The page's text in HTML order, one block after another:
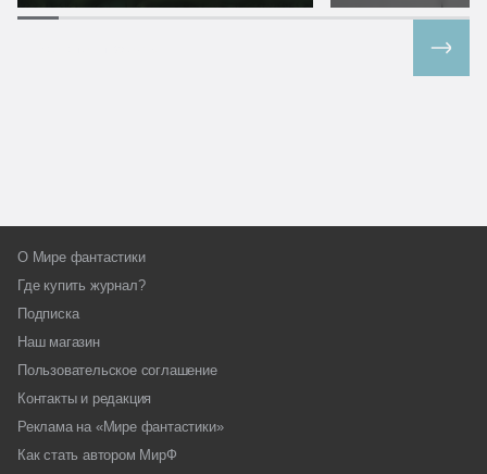
О Мире фантастики
Где купить журнал?
Подписка
Наш магазин
Пользовательское соглашение
Контакты и редакция
Реклама на «Мире фантастики»
Как стать автором МирФ